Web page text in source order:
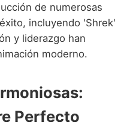
de numerosas
incluyendo 'Shrek'
y liderazgo han
moderno.
Perfecto